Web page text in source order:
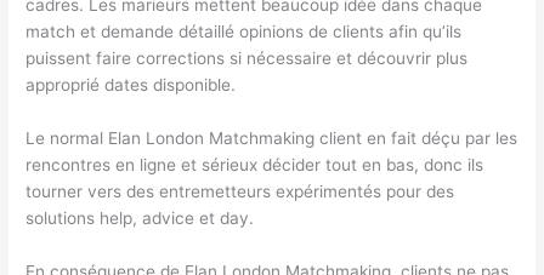
cadres. Les marieurs mettent beaucoup idée dans chaque
match et demande détaillé opinions de clients afin qu’ils
puissent faire corrections si nécessaire et découvrir plus
approprié dates disponible.
Le normal Elan London Matchmaking client en fait déçu par les
rencontres en ligne et sérieux décider tout en bas, donc ils
tourner vers des entremetteurs expérimentés pour des
solutions help, advice et day.
En conséquence de Elan London Matchmaking, clients ne pas